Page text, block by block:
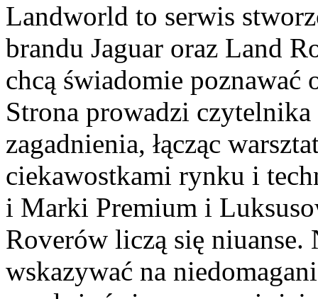
Landworld to serwis
brandu Jaguar oraz Land
chcą świadomie poznawać
Strona prowadzi
zagadnienia, łącząc
ciekawostkami rynku i
i Marki Premium i
Roverów liczą się
wskazywać na